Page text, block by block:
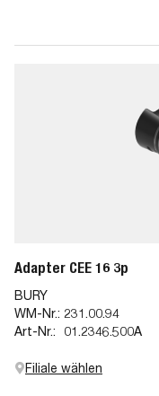
Adapter CEE 16 3p
BURY
WM-Nr.: 231.00.94
Art-Nr.:
01.2346.500A
Filiale wählen